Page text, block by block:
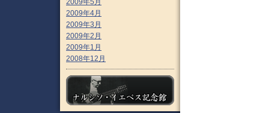
2009年5月
2009年4月
2009年3月
2009年2月
2009年1月
2008年12月